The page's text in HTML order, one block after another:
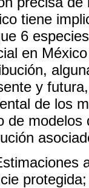
tiene
6
en
y
de los
de